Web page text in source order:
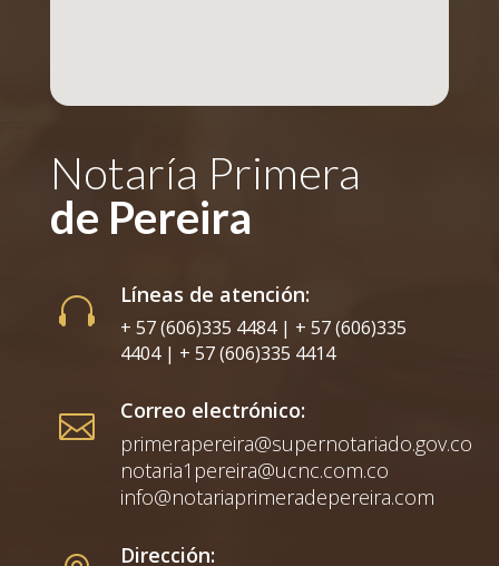
Notaría Primera
de Pereira
 Líneas de atención:
+ 57 (606)335 4484 | + 57 (606)335
4404 | + 57 (606)335 4414

Correo electrónico:
primerapereira@supernotariado.gov.co
notaria1pereira@ucnc.com.co
info@notariaprimeradepereira.com
Dirección: